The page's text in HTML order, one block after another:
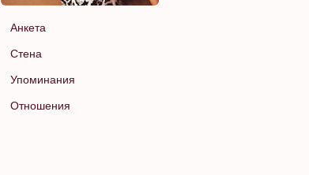
Анкета
Стена
Упоминания
Отношения